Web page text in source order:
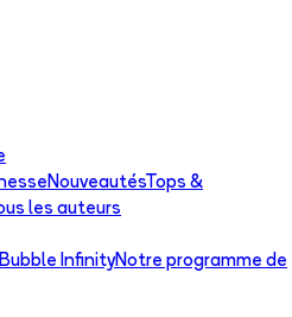
NouveautésTops &
les auteurs
InfinityNotre programme de